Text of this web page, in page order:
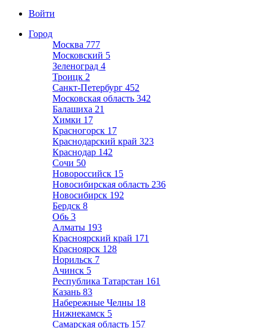
Войти
Город
Москва 777
Московский 5
Зеленоград 4
Троицк 2
Санкт-Петербург 452
Московская область 342
Балашиха 21
Химки 17
Красногорск 17
Краснодарский край 323
Краснодар 142
Сочи 50
Новороссийск 15
Новосибирская область 236
Новосибирск 192
Бердск 8
Обь 3
Алматы 193
Красноярский край 171
Красноярск 128
Норильск 7
Ачинск 5
Республика Татарстан 161
Казань 83
Набережные Челны 18
Нижнекамск 5
Самарская область 157